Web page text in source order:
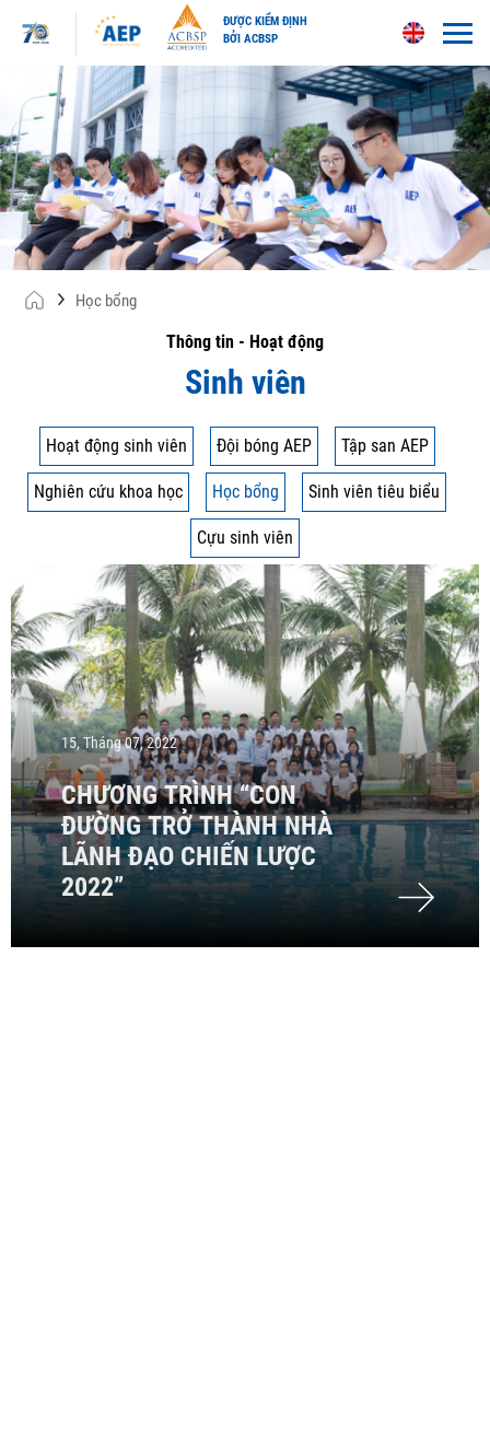
content
ĐƯỢC KIỂM ĐỊNH
BỞI ACBSP
Học bổng
Thông tin - Hoạt động
Sinh viên
Hoạt động sinh viên Đội bóng AEP Tập san AEP
Nghiên cứu khoa học Học bổng Sinh viên tiêu biểu
Cựu sinh viên
15, Tháng 07, 2022
CHƯƠNG TRÌNH “CON
ĐƯỜNG TRỞ THÀNH NHÀ
LÃNH ĐẠO CHIẾN LƯỢC
2022”